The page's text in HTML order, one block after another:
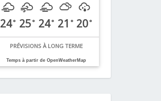
24° 25° 24° 21 ° 20°
PRÉVISIONS À LONG TERME
Temps à partir de OpenWeatherMap